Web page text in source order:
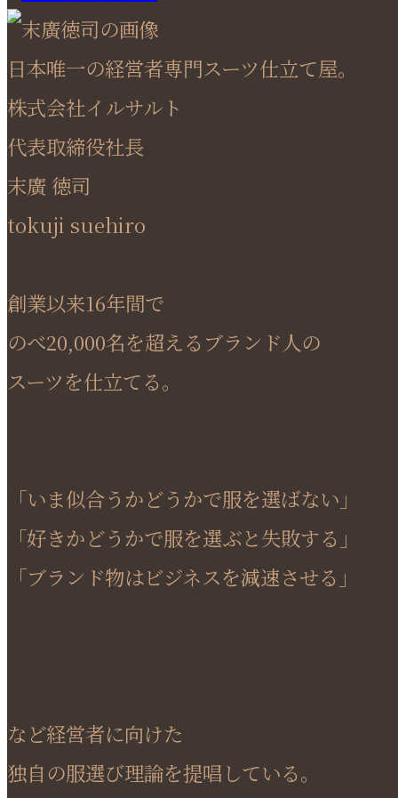
日本唯一の経営者専門スーツ仕立て屋。
株式会社イルサルト
代表取締役社長
末廣 徳司
tokuji suehiro
創業以来16年間で
のべ20,000名を超えるブランド人の
スーツを仕立てる。
「いま似合うかどうかで服を選ばない」
「好きかどうかで服を選ぶと失敗する」
「ブランド物はビジネスを減速させる」
など経営者に向けた
独自の服選び理論を提唱している。